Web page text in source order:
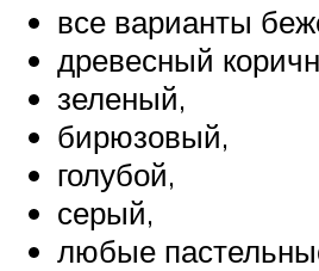
все варианты
древесный
зеленый,
бирюзовый,
голубой,
серый,
любые